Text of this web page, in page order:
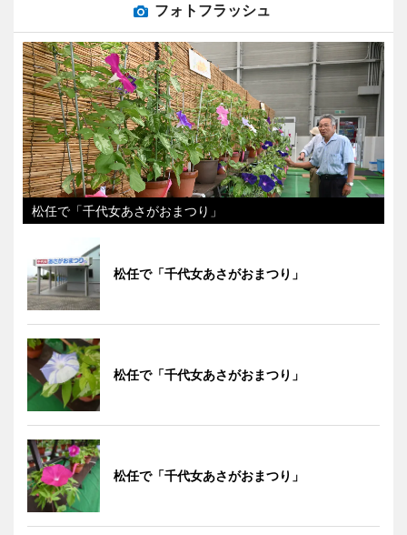
フォトフラッシュ
松任で「千代女あさがおまつり」
松任で「千代女あさがおまつり」
松任で「千代女あさがおまつり」
松任で「千代女あさがおまつり」